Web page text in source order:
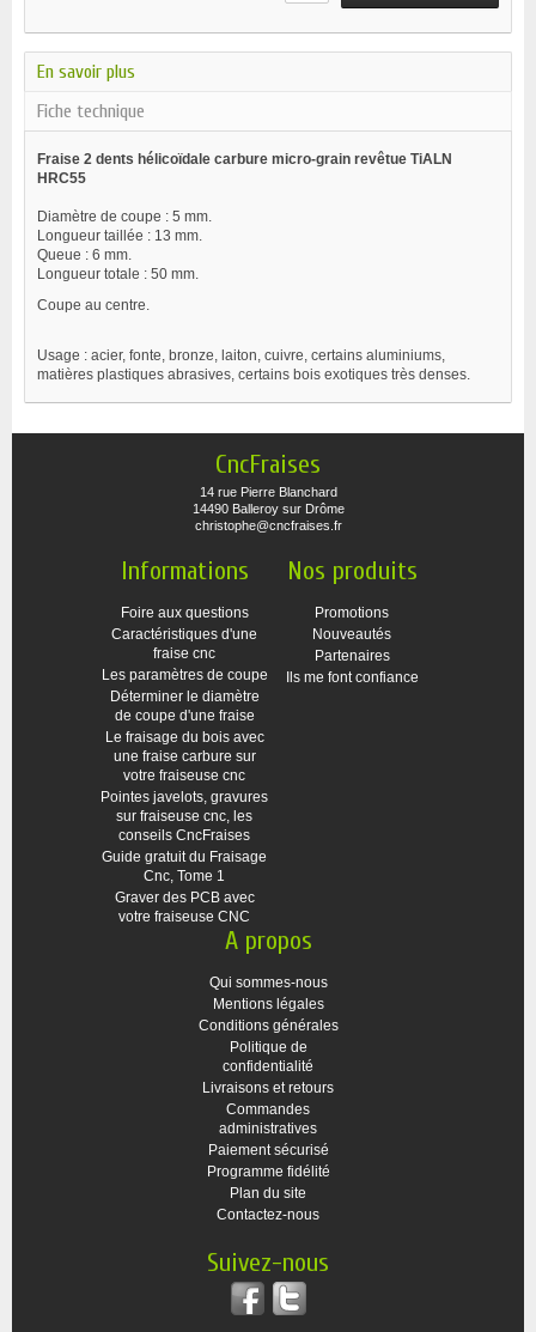
En savoir plus
Fiche technique
Fraise 2 dents hélicoïdale carbure micro-grain revêtue TiALN
HRC55
Diamètre de coupe : 5 mm.
Longueur taillée : 13 mm.
Queue : 6 mm.
Longueur totale : 50 mm.
Coupe au centre.
Usage : acier, fonte, bronze, laiton, cuivre, certains aluminiums,
matières plastiques abrasives, certains bois exotiques très denses.
CncFraises
14 rue Pierre Blanchard
14490 Balleroy sur Drôme
christophe@cncfraises.fr
Informations
Foire aux questions
Caractéristiques d'une
fraise cnc
Les paramètres de coupe
Déterminer le diamètre
de coupe d'une fraise
Le fraisage du bois avec
une fraise carbure sur
votre fraiseuse cnc
Pointes javelots, gravures
sur fraiseuse cnc, les
conseils CncFraises
Guide gratuit du Fraisage
Cnc, Tome 1
Graver des PCB avec
votre fraiseuse CNC
Nos produits
Promotions
Nouveautés
Partenaires
Ils me font confiance
A propos
Qui sommes-nous
Mentions légales
Conditions générales
Politique de
confidentialité
Livraisons et retours
Commandes
administratives
Paiement sécurisé
Programme fidélité
Plan du site
Contactez-nous
Suivez-nous